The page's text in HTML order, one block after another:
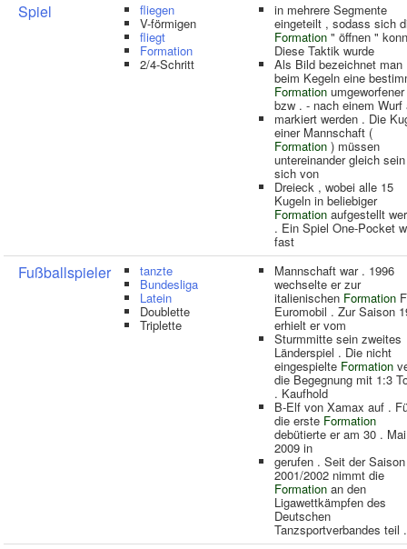
Spiel fliegen
V-förmigen
fliegt
Formation
2/4-Schritt
in mehrere Segmente
eingeteilt , sodass sich
Formation " öffnen "
Diese Taktik wurde
Als Bild bezeichnet man
beim Kegeln eine
Formation umgeworfener
bzw . - nach einem Wurf
markiert werden . Die
einer Mannschaft (
Formation ) müssen
untereinander gleich
sich von
Dreieck , wobei alle 15
Kugeln in beliebiger
Formation aufgestellt
. Ein Spiel One-Pocket
fast
Fußballspieler tanzte
Bundesliga
Latein
Doublette
Triplette
Mannschaft war . 1996
wechselte er zur
italienischen Formation
Euromobil . Zur Saison
erhielt er vom
Sturmmitte sein zweites
Länderspiel . Die nicht
eingespielte Formation
die Begegnung mit 1:3
. Kaufhold
B-Elf von Xamax auf .
die erste Formation
debütierte er am 30 . Mai
2009 in
gerufen . Seit der Saison
2001/2002 nimmt die
Formation an den
Ligawettkämpfen des
Deutschen
Tanzsportverbandes teil .